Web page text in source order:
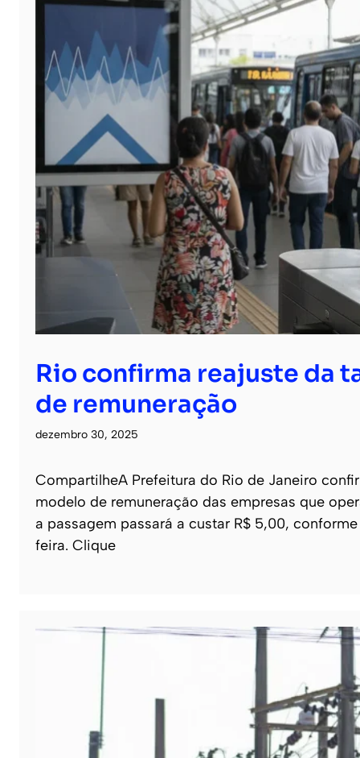
Rio confirma reajuste da
de remuneração
dezembro 30, 2025
CompartilheA Prefeitura do Rio de Janeiro
modelo de remuneração das empresas que
a passagem passará a custar R$ 5,00,
feira. Clique